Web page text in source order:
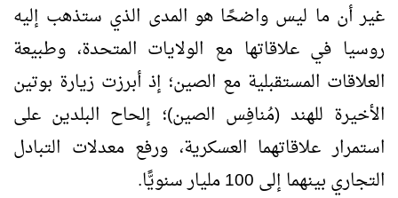
غير أن ما ليس واضحًا هو المدى الذي ستذهب إليه
روسيا في علاقاتها مع الولايات المتحدة، وطبيعة
العلاقات المستقبلية مع الصين؛ إذ أبرزت زيارة بوتين
الأخيرة للهند (مُنافِس الصين)؛ إلحاح البلدين على
استمرار علاقاتهما العسكرية، ورفع معدلات التبادل
التجاري بينهما إلى 100 مليار سنويًّا.